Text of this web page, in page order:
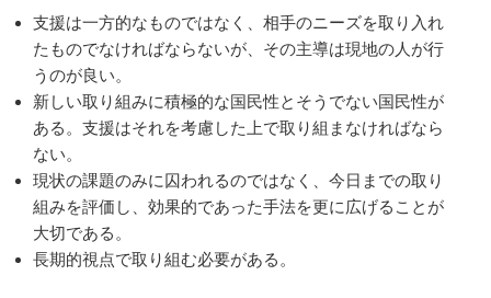
支援は一方的なものではなく、相手のニーズを取り入れ
たものでなければならないが、その主導は現地の人が行
うのが良い。
新しい取り組みに積極的な国民性とそうでない国民性が
ある。支援はそれを考慮した上で取り組まなければなら
ない。
現状の課題のみに囚われるのではなく、今日までの取り
組みを評価し、効果的であった手法を更に広げることが
大切である。
長期的視点で取り組む必要がある。